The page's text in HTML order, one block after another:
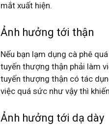
mắt xuất hiện.
Ảnh hưởng tới thận
Nếu bạn lạm dụng cà phê
tuyến thượng thận phải làm
tuyến thượng thận có tác
việc quá sức như vậy thì
Ảnh hưởng tới dạ dày